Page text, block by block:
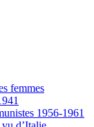
femmes
1956-1961